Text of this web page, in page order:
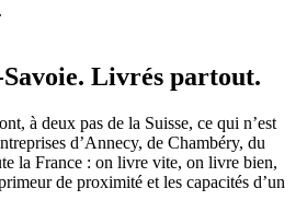
Livrés partout.
à deux pas de la Suisse, ce qui n’est
d’Annecy, de Chambéry, du
la France : on livre vite, on livre bien,
de proximité et les capacités d’un